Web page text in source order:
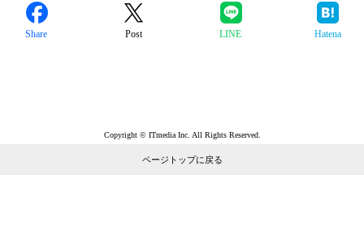
Share Post LINE Hatena
Copyright © ITmedia Inc. All Rights Reserved.
ページトップに戻る